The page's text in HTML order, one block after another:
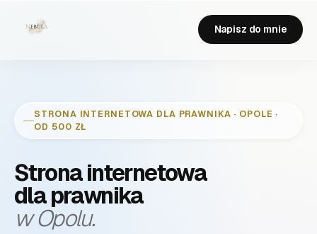
Napisz do mnie
STRONA INTERNETOWA DLA PRAWNIKA · OPOLE ·
OD 500 ZŁ
Strona internetowa
dlaprawnika
w Opolu.